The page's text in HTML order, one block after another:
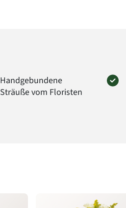
Handgebundene
Sträuße vom Floristen